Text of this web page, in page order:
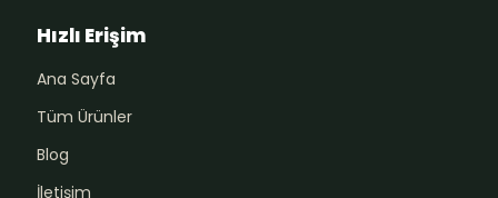
Hızlı Erişim
Ana Sayfa
Tüm Ürünler
Blog
İletişim